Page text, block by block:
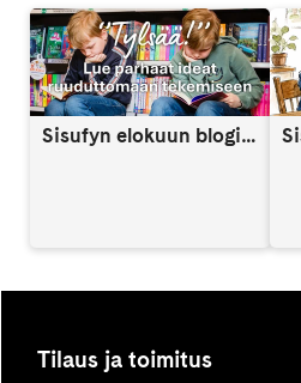
Sisufyn elokuun blogi: Näin vahvistat lapsen itsetuntoa someaikana
Tilaus ja toimitus